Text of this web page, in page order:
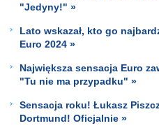
"Jedyny!" »
Lato wskazał, kto go
Euro 2024 »
Największa sensacja Euro
"Tu nie ma przypadku" »
Sensacja roku! Łukasz
Dortmund! Oficjalnie »